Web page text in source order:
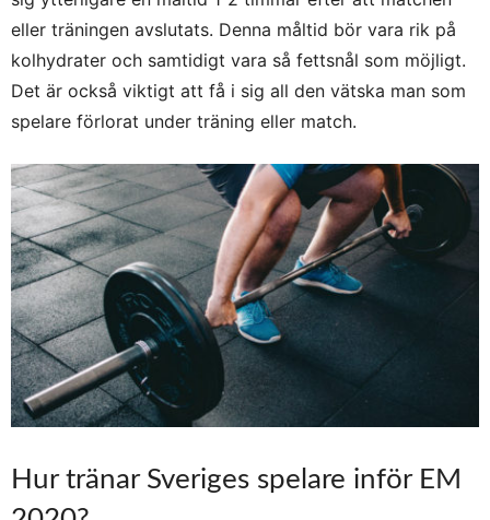
eller träningen avslutats. Denna måltid bör vara rik på
kolhydrater och samtidigt vara så fettsnål som möjligt.
Det är också viktigt att få i sig all den vätska man som
spelare förlorat under träning eller match.
Hur tränar Sveriges spelare inför EM